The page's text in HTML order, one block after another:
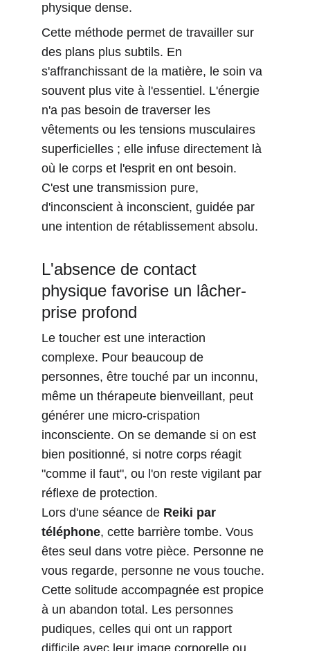
physique dense.
Cette méthode permet de travailler sur
des plans plus subtils. En
s'affranchissant de la matière, le soin va
souvent plus vite à l'essentiel. L'énergie
n'a pas besoin de traverser les
vêtements ou les tensions musculaires
superficielles ; elle infuse directement là
où le corps et l'esprit en ont besoin.
C'est une transmission pure,
d'inconscient à inconscient, guidée par
une intention de rétablissement absolu.
L'absence de contact
physique favorise un lâcher-
prise profond
Le toucher est une interaction
complexe. Pour beaucoup de
personnes, être touché par un inconnu,
même un thérapeute bienveillant, peut
générer une micro-crispation
inconsciente. On se demande si on est
bien positionné, si notre corps réagit
"comme il faut", ou l'on reste vigilant par
réflexe de protection.
Lors d'une séance de Reiki par
téléphone, cette barrière tombe. Vous
êtes seul dans votre pièce. Personne ne
vous regarde, personne ne vous touche.
Cette solitude accompagnée est propice
à un abandon total. Les personnes
pudiques, celles qui ont un rapport
difficile avec leur image corporelle ou